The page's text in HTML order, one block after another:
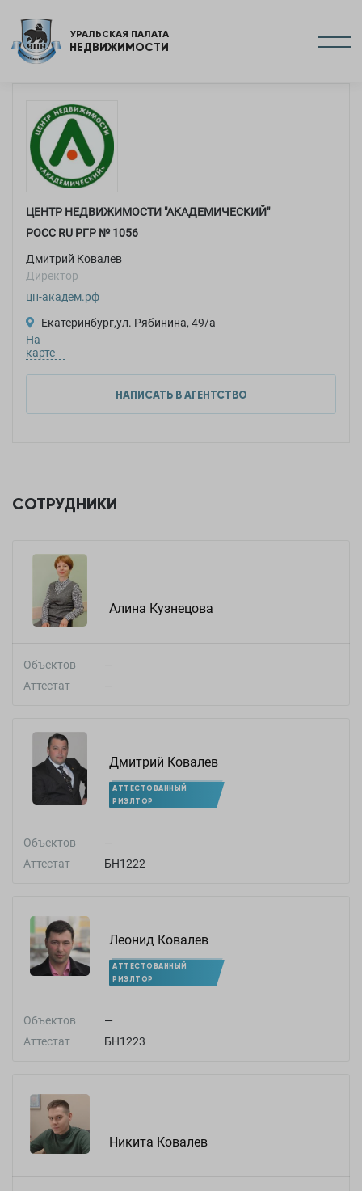
УРАЛЬСКАЯ ПАЛАТА
НЕДВИЖИМОСТИ
ЦЕНТР НЕДВИЖИМОСТИ "АКАДЕМИЧЕСКИЙ"
РОСC RU РГР №1056
Дмитрий Ковалев
Директор
цн-академ.рф
Екатеринбург,ул. Рябинина, 49/а
На
карте
НАПИСАТЬ В АГЕНТСТВО
СОТРУДНИКИ
Алина Кузнецова
Объектов
—
Аттестат
—
Дмитрий Ковалев
АТТЕСТОВАННЫЙ
РИЭЛТОР
Объектов
—
Аттестат
БН1222
Леонид Ковалев
АТТЕСТОВАННЫЙ
РИЭЛТОР
Объектов
—
Аттестат
БН1223
Никита Ковалев